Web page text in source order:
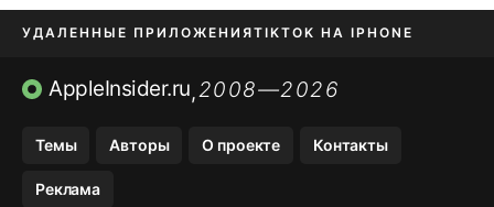
УДАЛЕННЫЕ ПРИЛОЖЕНИЯTIKTOK НА IPHONE
ПРИЛОЖЕНИЯ БЕЗ APP STORE
AppleInsider.ru,2008—2026
Темы Авторы О проекте Контакты
Реклама